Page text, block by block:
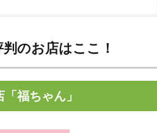
のお店はここ！
福ちゃん」